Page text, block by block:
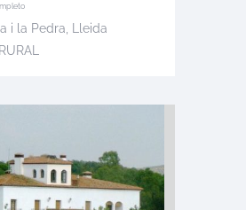
i la Pedra
Lleida